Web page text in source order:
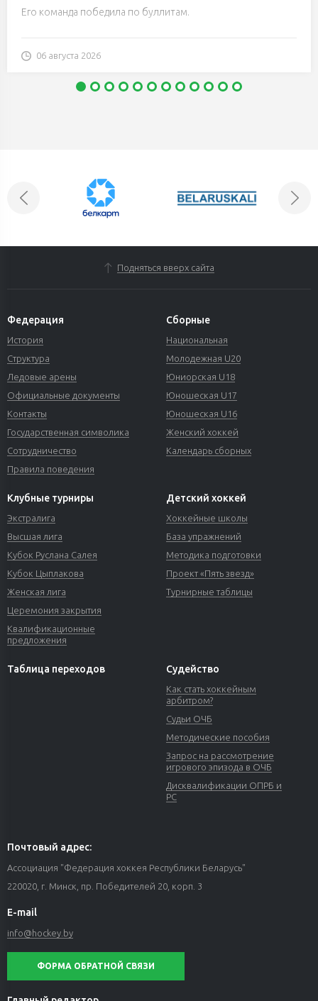
турнире Н.Е.Маслова в Санкт-Петербурге
Его команда победила по буллитам.
06 августа 2026
Подняться вверх сайта
Федерация
История
Структура
Ледовые арены
Официальные документы
Контакты
Государственная символика
Сотрудничество
Правила поведения
Сборные
Национальная
Молодежная U20
Юниорская U18
Юношеская U17
Юношеская U16
Женский хоккей
Календарь сборных
Клубные турниры
Экстралига
Высшая лига
Кубок Руслана Салея
Кубок Цыплакова
Женская лига
Церемония закрытия
Квалификационные
предложения
Детский хоккей
Хоккейные школы
База упражнений
Методика подготовки
Проект «Пять звезд»
Турнирные таблицы
Таблица переходов Судейство
Как стать хоккейным
арбитром?
Судьи ОЧБ
Методические пособия
Запрос на рассмотрение
игрового эпизода в ОЧБ
Дисквалификации ОПРБ и
РС
Почтовый адрес:
Ассоциация "Федерация хоккея Республики Беларусь"
220020, г. Минск, пр. Победителей 20, корп. 3
E-mail
info@hockey.by
ФОРМА ОБРАТНОЙ СВЯЗИ